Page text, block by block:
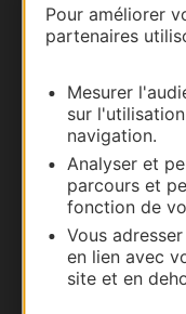
Pour améliorer
partenaires
Mesurer
sur
navigation.
Analyser et
parcours et
fonction de
Vous
en lien avec
site et en
Nous
Carte